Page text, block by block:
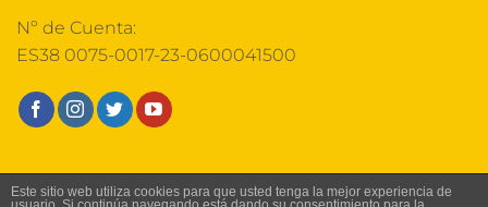
Nº de Cuenta:
ES38 0075-0017-23-0600041500
HOME AVISO LEGAL
TÉRMINOS Y CONDICIONES
Este sitio web utiliza cookies para que usted tenga la mejor experiencia de